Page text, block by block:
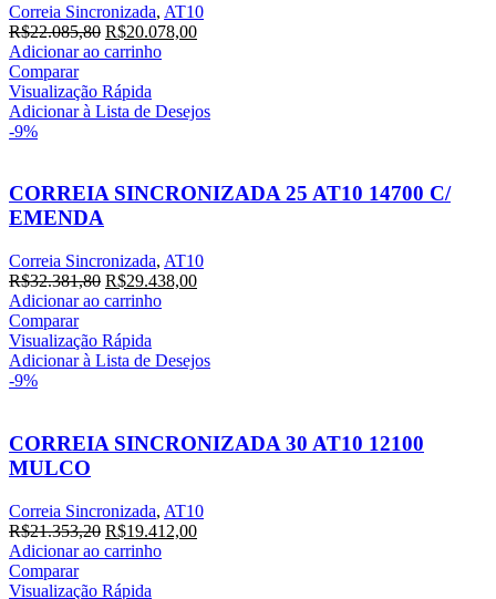
Correia Sincronizada, AT10
R$22.085,80 O
preço
era:
R$22.085,80.
R$20.078,00O
R$20.078,00.
Adicionar ao carrinho
Comparar
Visualização Rápida
Adicionar à Lista de Desejos
-9%
CORREIA SINCRONIZADA 25 AT10 14700 C/
EMENDA
Correia Sincronizada, AT10
R$32.381,80 O
preço
era:
R$32.381,80.
R$29.438,00O
R$29.438,00.
Adicionar ao carrinho
Comparar
Visualização Rápida
Adicionar à Lista de Desejos
-9%
CORREIA SINCRONIZADA 30 AT10 12100
MULCO
Correia Sincronizada, AT10
R$21.353,20 O
preço
era:
R$19.412,00O
Adicionar ao carrinho
Comparar
Visualização Rápida